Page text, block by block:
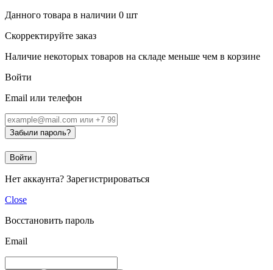
Данного товара в наличии 0 шт
Скорректируйте заказ
Наличие некоторых товаров на складе меньше чем в корзине
Войти
Email или телефон
Забыли пароль?
Войти
Нет аккаунта? Зарегистрироваться
Close
Восстановить пароль
Email